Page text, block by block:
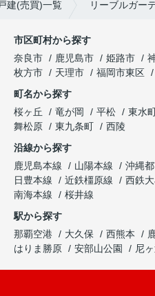
建(売買)一覧 リーブルガー
市区町村から探す
奈良市
鹿児島市 姫路市
枚方市
天理市 福岡市東区
町名から探す
桜ヶ丘
竜が岡 平松 東水
舞松原
東九条町
西陵
沿線から探す
鹿児島本線
山陽本線 沖縄
日豊本線
近鉄橿原線 西鉄
南海本線
桜井線
駅から探す
那覇空港
大久保 西熊本
はりま勝原
安部山公園 尼